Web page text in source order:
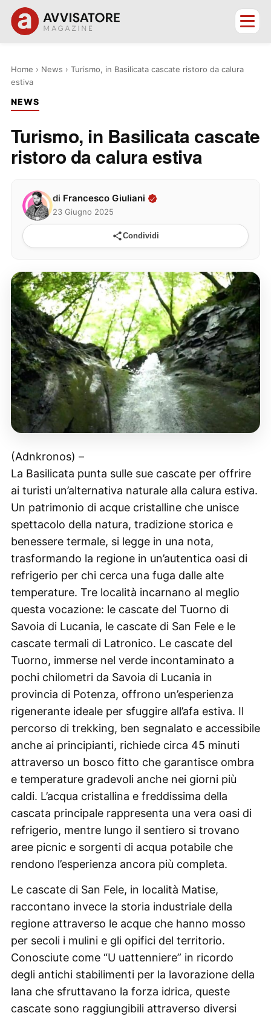
Home › News › Turismo, in Basilicata cascate ristoro da calura
estiva
NEWS
Turismo, in Basilicata cascate
ristoro da calura estiva
di Francesco Giuliani
23 Giugno 2025
Condividi
(Adnkronos) –
La Basilicata punta sulle sue cascate per offrire
ai turisti un’alternativa naturale alla calura estiva.
Un patrimonio di acque cristalline che unisce
spettacolo della natura, tradizione storica e
benessere termale, si legge in una nota,
trasformando la regione in un’autentica oasi di
refrigerio per chi cerca una fuga dalle alte
temperature. Tre località incarnano al meglio
questa vocazione: le cascate del Tuorno di
Savoia di Lucania, le cascate di San Fele e le
cascate termali di Latronico. Le cascate del
Tuorno, immerse nel verde incontaminato a
pochi chilometri da Savoia di Lucania in
provincia di Potenza, offrono un’esperienza
rigenerante ideale per sfuggire all’afa estiva. Il
percorso di trekking, ben segnalato e accessibile
anche ai principianti, richiede circa 45 minuti
attraverso un bosco fitto che garantisce ombra
e temperature gradevoli anche nei giorni più
caldi. L’acqua cristallina e freddissima della
cascata principale rappresenta una vera oasi di
refrigerio, mentre lungo il sentiero si trovano
aree picnic e sorgenti di acqua potabile che
rendono l’esperienza ancora più completa.
Le cascate di San Fele, in località Matise,
raccontano invece la storia industriale della
regione attraverso le acque che hanno mosso
per secoli i mulini e gli opifici del territorio.
Conosciute come “U uattenniere” in ricordo
degli antichi stabilimenti per la lavorazione della
lana che sfruttavano la forza idrica, queste
cascate sono raggiungibili attraverso diversi